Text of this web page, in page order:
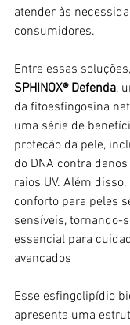
atender às
consumidores.
Entre essas
SPHINOX® Defenda,
da fitoesfingosina
uma série de
proteção da pele,
do DNA contra
raios UV. Além
conforto para peles
sensíveis, tornando-
essencial para
avançados
Esse esfingolipídio
apresenta uma